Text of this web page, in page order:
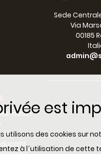
est
utilisons des cookies sur
à l´utilisation de
Sede
Via
00185
nous?